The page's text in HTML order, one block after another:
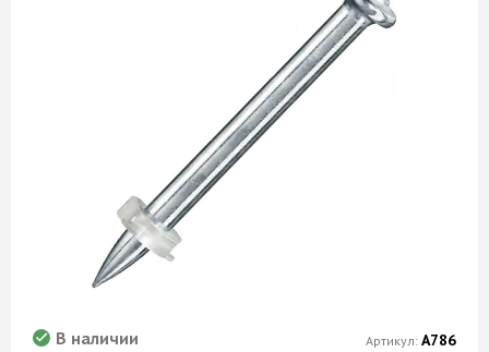
В наличии Артикул: А786